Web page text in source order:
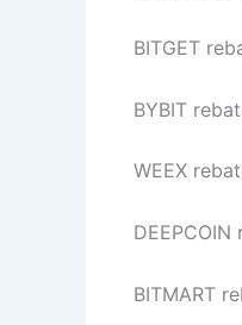
BITGET
BYBIT
WEEX
BITMART